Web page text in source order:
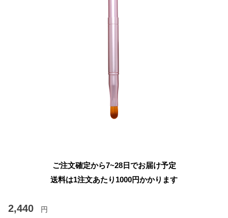
ご注文確定から7~28日でお届け予定
送料は1注文あたり 1000円かかります
2,440 円